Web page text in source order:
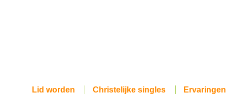
Lid worden Christelijke singles